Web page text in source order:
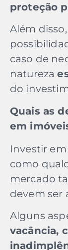
proteção
Além
caso de
natureza
do
Quais as
em
Investir em
como
mercado
devem ser
Alguns
vacância,